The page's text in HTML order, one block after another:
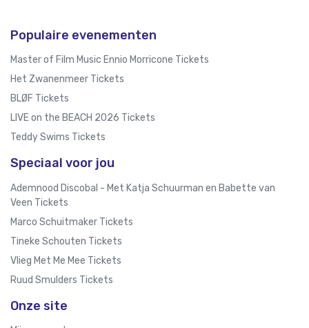
Populaire evenementen
Master of Film Music Ennio Morricone Tickets
Het Zwanenmeer Tickets
BLØF Tickets
LIVE on the BEACH 2026 Tickets
Teddy Swims Tickets
Speciaal voor jou
Ademnood Discobal - Met Katja Schuurman en Babette van
Veen Tickets
Marco Schuitmaker Tickets
Tineke Schouten Tickets
Vlieg Met Me Mee Tickets
Ruud Smulders Tickets
Onze site